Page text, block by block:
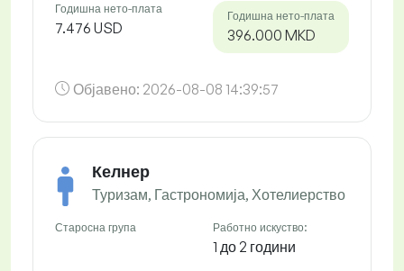
Годишна нето-плата
7.476 USD
Годишна нето-плата
396.000 MKD
Објавено: 2026-08-08 14:39:57
Келнер
Туризам, Гастрономија, Хотелиерство
Старосна група Работно искуство:
1 до 2 години